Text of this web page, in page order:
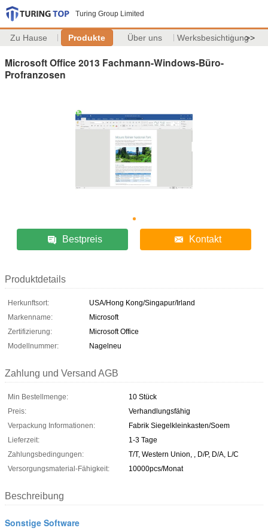
Turing Group Limited
Zu Hause Produkte Über uns Werksbesichtigung>>
Microsoft Office 2013 Fachmann-Windows-Büro-
Profranzosen
Bestpreis Kontakt
Produktdetails
Herkunftsort:
USA/Hong Kong/Singapur/Irland
Markenname:
Microsoft
Zertifizierung:
Microsoft Office
Modellnummer:
Nagelneu
Zahlung und Versand AGB
Min Bestellmenge:
10 Stück
Preis:
Verhandlungsfähig
Verpackung Informationen:
Fabrik Siegelkleinkasten/Soem
Lieferzeit:
1-3 Tage
Zahlungsbedingungen:
T/T, Western Union, , D/P, D/A, L/C
Versorgungsmaterial-Fähigkeit:
10000pcs/Monat
Beschreibung
Sonstige Software